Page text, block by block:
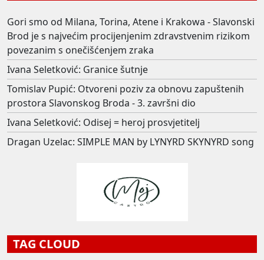
Gori smo od Milana, Torina, Atene i Krakowa - Slavonski
Brod je s najvećim procijenjenim zdravstvenim rizikom
povezanim s onečišćenjem zraka
Ivana Seletković: Granice šutnje
Tomislav Pupić: Otvoreni poziv za obnovu zapuštenih
prostora Slavonskog Broda - 3. završni dio
Ivana Seletković: Odisej = heroj prosvjetitelj
Dragan Uzelac: SIMPLE MAN by LYNYRD SKYNYRD song
TAG CLOUD